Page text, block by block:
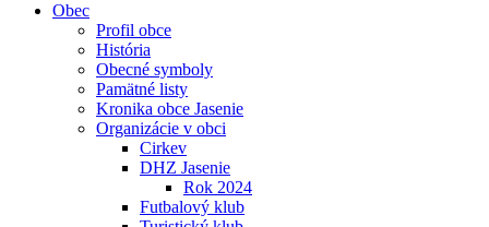
Obec
Profil obce
História
Obecné symboly
Pamätné listy
Kronika obce Jasenie
Organizácie v obci
Cirkev
DHZ Jasenie
Rok 2024
Futbalový klub